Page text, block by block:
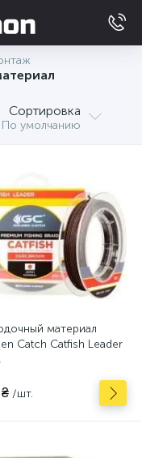
Сортировка
По умолчанию
материал
Catch Catfish Leader
/шт.